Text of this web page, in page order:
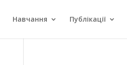
Навчання Публікації